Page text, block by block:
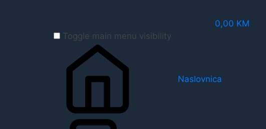
0,00 KM
Toggle main menu visibility
Naslovnica